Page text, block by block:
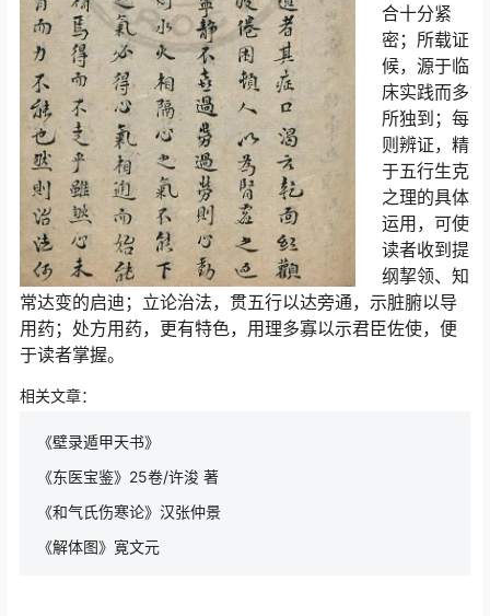
合十分紧
密；所载证
候，源于临
床实践而多
所独到；每
则辨证，精
于五行生克
之理的具体
运用，可使
读者收到提
纲挈领、知
常达变的启迪；立论治法，贯五行以达旁通，示脏腑以导
用药；处方用药，更有特色，用理多寡以示君臣佐使，便
于读者掌握。
相关文章：
《壁录遁甲天书》
《东医宝鉴》25卷/许浚 著
《和气氏伤寒论》汉张仲景
《解体图》寛文元